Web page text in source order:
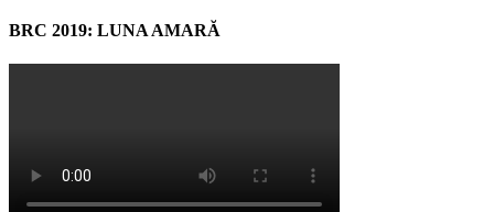
BRC 2019: LUNA AMARĂ